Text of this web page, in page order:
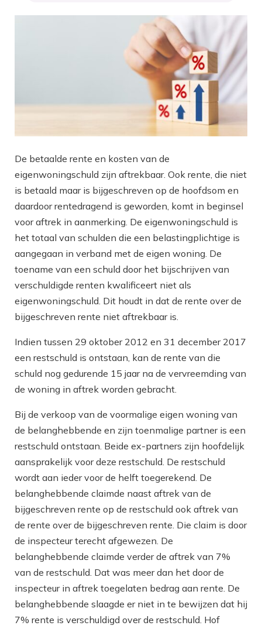
De betaalde rente en kosten van de
eigenwoningschuld zijn aftrekbaar. Ook rente, die niet
is betaald maar is bijgeschreven op de hoofdsom en
daardoor rentedragend is geworden, komt in beginsel
voor aftrek in aanmerking. De eigenwoningschuld is
het totaal van schulden die een belastingplichtige is
aangegaan in verband met de eigen woning. De
toename van een schuld door het bijschrijven van
verschuldigde renten kwalificeert niet als
eigenwoningschuld. Dit houdt in dat de rente over de
bijgeschreven rente niet aftrekbaar is.
Indien tussen 29 oktober 2012 en 31 december 2017
een restschuld is ontstaan, kan de rente van die
schuld nog gedurende 15 jaar na de vervreemding van
de woning in aftrek worden gebracht.
Bij de verkoop van de voormalige eigen woning van
de belanghebbende en zijn toenmalige partner is een
restschuld ontstaan. Beide ex-partners zijn hoofdelijk
aansprakelijk voor deze restschuld. De restschuld
wordt aan ieder voor de helft toegerekend. De
belanghebbende claimde naast aftrek van de
bijgeschreven rente op de restschuld ook aftrek van
de rente over de bijgeschreven rente. Die claim is door
de inspecteur terecht afgewezen. De
belanghebbende claimde verder de aftrek van 7%
van de restschuld. Dat was meer dan het door de
inspecteur in aftrek toegelaten bedrag aan rente. De
belanghebbende slaagde er niet in te bewijzen dat hij
7% rente is verschuldigd over de restschuld. Hof